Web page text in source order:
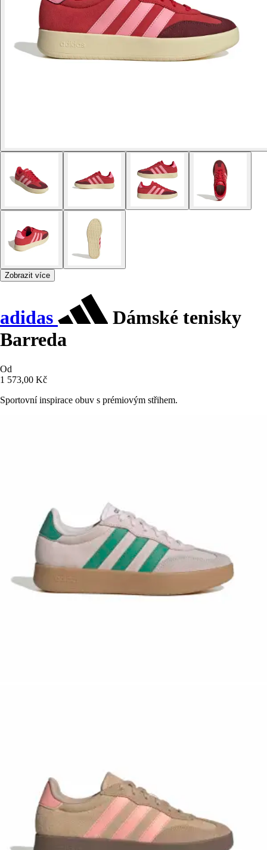
Zobrazit více
adidas
Dámské tenisky
Barreda
Od
1 573,00 Kč
Sportovní inspirace obuv s prémiovým střihem.